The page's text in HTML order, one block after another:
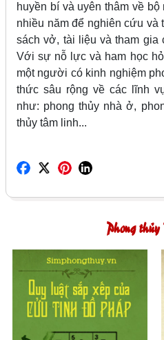
huyền bí và uyên thâm về
nhiều năm để nghiên cứu và
sách vở, tài liệu và tham gia
Với sự nỗ lực và ham học
một người có kinh nghiệm
thức sâu rộng về các lĩnh
như: phong thủy nhà ở,
thủy tâm linh...
Phong thủy